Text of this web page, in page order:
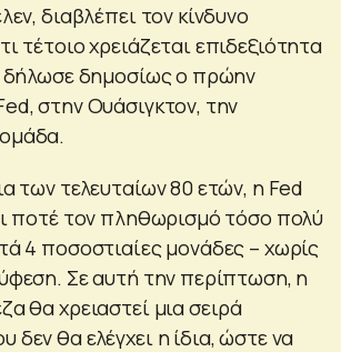
διαβλέπει τον κίνδυνο
τέτοιο χρειάζεται επιδεξιότητα
δήλωσε δημοσίως ο πρώην
στην Ουάσιγκτον, την
των τελευταίων 80 ετών, η Fed
ποτέ τον πληθωρισμό τόσο πολύ
4 ποσοστιαίες μονάδες – χωρίς
Σε αυτή την περίπτωση, η
θα χρειαστεί μια σειρά
δεν θα ελέγχει η ίδια, ώστε να